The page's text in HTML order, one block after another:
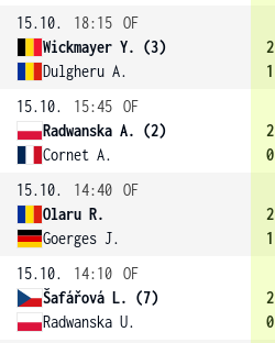
15.10.
18:15 OF
Wickmayer Y. (3)
Dulgheru A.
2
1
15.10.
15:45 OF
Radwanska A. (2)
Cornet A.
2
0
15.10.
14:40 OF
Olaru R.
Goerges J.
2
1
15.10.
14:10 OF
Šafářová L. (7)
Radwanska U.
2
0